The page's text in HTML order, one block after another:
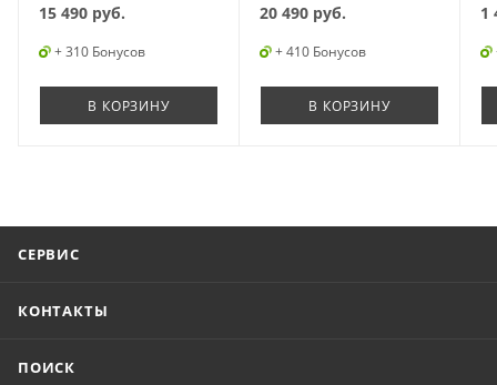
15 490 руб.
+ 310 Бонусов
В КОРЗИНУ
20 490 руб.
+ 410 Бонусов
В КОРЗИНУ
1
СЕРВИС
КОНТАКТЫ
ПОИСК